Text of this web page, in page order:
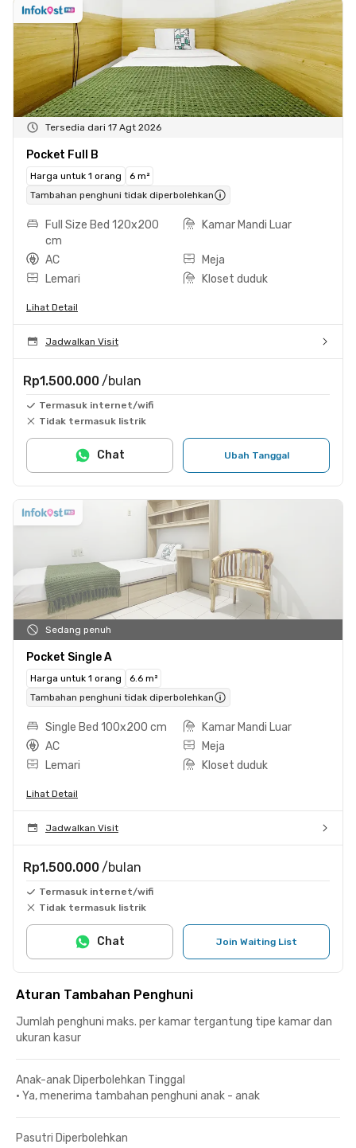
Tersedia dari 17 Agt 2026
Pocket Full B
Harga untuk 1 orang
6 m²
Tambahan penghuni tidak diperbolehkan
Full Size Bed 120x200
cm
Kamar Mandi Luar
AC
Meja
Lemari
Kloset duduk
Lihat Detail
Jadwalkan Visit
Rp1.500.000 /bulan
Termasuk internet/wifi
Tidak termasuk listrik
Ubah Tanggal
Chat
Sedang penuh
Pocket Single A
Harga untuk 1 orang
6.6 m²
Tambahan penghuni tidak diperbolehkan
Single Bed 100x200 cm
Kamar Mandi Luar
AC
Meja
Lemari
Kloset duduk
Lihat Detail
Jadwalkan Visit
Rp1.500.000 /bulan
Termasuk internet/wifi
Tidak termasuk listrik
Join Waiting List
Chat
Aturan Tambahan Penghuni
Jumlah penghuni maks. per kamar tergantung tipe kamar dan
ukuran kasur
Anak-anak Diperbolehkan Tinggal
• Ya, menerima tambahan penghuni anak - anak
Pasutri Diperbolehkan